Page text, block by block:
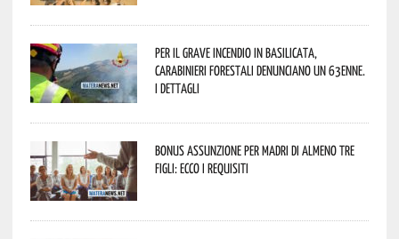
Per il grave incendio in Basilicata,
Carabinieri forestali denunciano un 63enne.
I dettagli
Bonus assunzione per madri di almeno tre
figli: ecco i requisiti